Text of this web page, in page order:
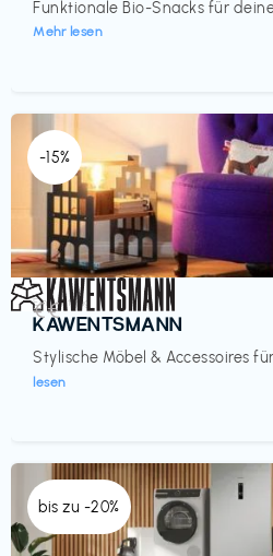
Funktionale Bio-Snacks für
Mehr lesen
-15%
Einrichtung
KAWENTSMANN
Stylische Möbel & Accessoires
lesen
€€‎
bis zu -20%